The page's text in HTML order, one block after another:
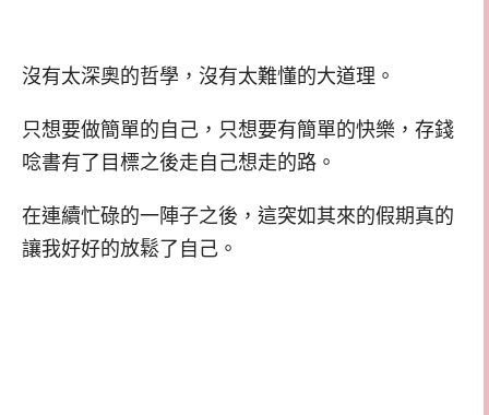
沒有太深奧的哲學，沒有太難懂的大道理。
只想要做簡單的自己，只想要有簡單的快樂，存錢
唸書有了目標之後走自己想走的路。
在連續忙碌的一陣子之後，這突如其來的假期真的
讓我好好的放鬆了自己。